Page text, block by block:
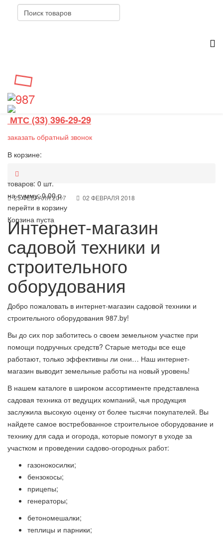
МТС (33) 396-29-29
заказать обратный звонок
В корзине:
товаров: 0 шт.
на сумму:0.00 p.
перейти в корзину
Корзина пуста
23 ФЕВРАЛЯ 2017 02 ФЕВРАЛЯ 2018
Интернет-магазин
садовой техники и
строительного
оборудования
Добро пожаловать в интернет-магазин садовой техники и
строительного оборудования 987.by!
Вы до сих пор заботитесь о своем земельном участке при
помощи подручных средств? Старые методы все еще
работают, только эффективны ли они… Наш интернет-
магазин выводит земельные работы на новый уровень!
В нашем каталоге в широком ассортименте представлена
садовая техника от ведущих компаний, чья продукция
заслужила высокую оценку от более тысячи покупателей. Вы
найдете самое востребованное строительное оборудование и
технику для сада и огорода, которые помогут в уходе за
участком и проведении садово-огородных работ:
газонокосилки;
бензокосы;
прицепы;
генераторы;
бетономешалки;
теплицы и парники;